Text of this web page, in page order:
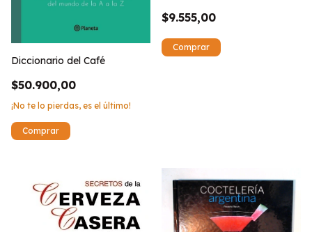
Diccionario del Café
$50.900,00
¡No te lo pierdas, es el último!
$9.555,00